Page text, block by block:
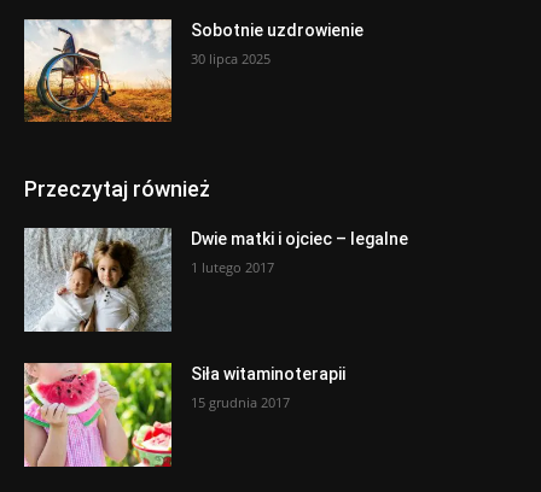
Sobotnie uzdrowienie
30 lipca 2025
Przeczytaj również
Dwie matki i ojciec – legalne
1 lutego 2017
Siła witaminoterapii
15 grudnia 2017